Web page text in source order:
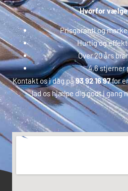
Hvorfor vælge
Prisgaranti og
Hurtig og
Over 20 års
4,6 stjerner
Kontakt os i dag på93 92 16 97for
lad os hjælpe dig godt i gang